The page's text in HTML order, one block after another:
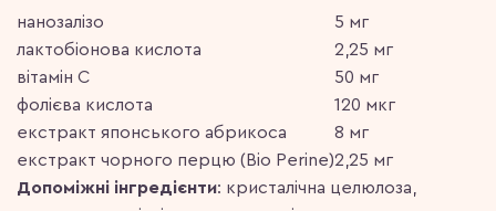
нанозалізо
5 мг
лактобіонова кислота
2,25 мг
вітамін С
50 мг
фолієва кислота
120 мкг
екстракт японського абрикоса
8 мг
екстракт чорного перцю (Bio Perine)2,25 мг
Допоміжні інгредієнти: кристалічна целюлоза,